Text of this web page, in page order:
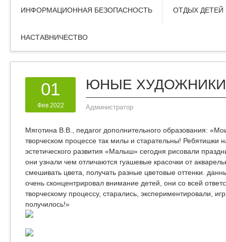
ИНФОРМАЦИОННАЯ БЕЗОПАСНОСТЬ ОТДЫХ ДЕТЕЙ
НАСТАВНИЧЕСТВО
01
Фев 2022
ЮНЫЕ ХУДОЖНИКИ
Администратор
Мяготина В.В., педагог дополнительного образования:
творческом процессе так милы и старательны! Ребятишки
эстетического развития «Малыш» сегодня рисовали
они узнали чем отличаются гуашевые красочки от
смешивать цвета, получать разные цветовые оттенки.
очень сконцентрировал внимание детей, они со всей
творческому процессу, старались, экспериментировали,
получилось!»